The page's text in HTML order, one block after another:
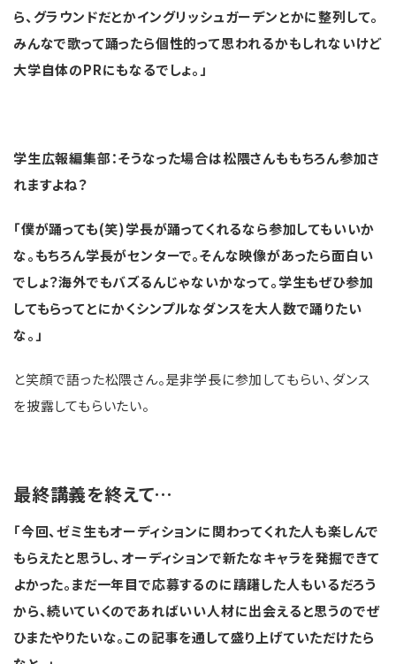
ら、グラウンドだとかイングリッシュガーデンとかに整列して。
みんなで歌って踊ったら個性的って思われるかもしれないけど
大学自体のPRにもなるでしょ。」
学生広報編集部：そうなった場合は松隈さんももちろん参加さ
れますよね？
「僕が踊っても(笑)学⾧が踊ってくれるなら参加してもいいか
な。もちろん学⾧がセンターで。そんな映像があったら面白い
でしょ？海外でもバズるんじゃないかなって。学生もぜひ参加
してもらってとにかくシンプルなダンスを大人数で踊りたい
な。」
と笑顔で語った松隈さん。是非学⾧に参加してもらい、ダンス
を披露してもらいたい。
最終講義を終えて…
「今回、ゼミ生もオーディションに関わってくれた人も楽しんで
もらえたと思うし、オーディションで新たなキャラを発掘できて
よかった。まだ一年目で応募するのに躊躇した人もいるだろう
から、続いていくのであればいい人材に出会えると思うのでぜ
ひまたやりたいな。この記事を通して盛り上げていただけたら